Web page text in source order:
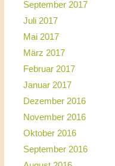
September 2017
Juli 2017
Mai 2017
März 2017
Februar 2017
Januar 2017
Dezember 2016
November 2016
Oktober 2016
September 2016